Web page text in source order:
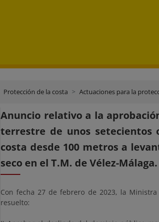
Protección de la costa Actuaciones para la
Anuncio relativo a la
terrestre de unos setecientos
costa desde 100 metros a
seco en el T.M. de Vélez-
Con fecha 27 de febrero de 2023, la
resuelto: